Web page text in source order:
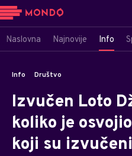
Naslovna Najnovije Info
Info Društvo
Izvučen Loto
koliko je
koji su